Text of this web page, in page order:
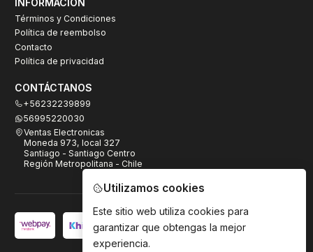
Términos y Condiciones
Política de reembolso
Contacto
Política de privacidad
CONTÁCTANOS
+56232239899
56995220030
Ventas Electronicas
Moneda 973, local 327
Santiago - Santiago Centro
Región Metropolitana - Chile
Utilizamos cookies
Este sitio web utiliza cookies para
garantizar que obtengas la mejor
experiencia.